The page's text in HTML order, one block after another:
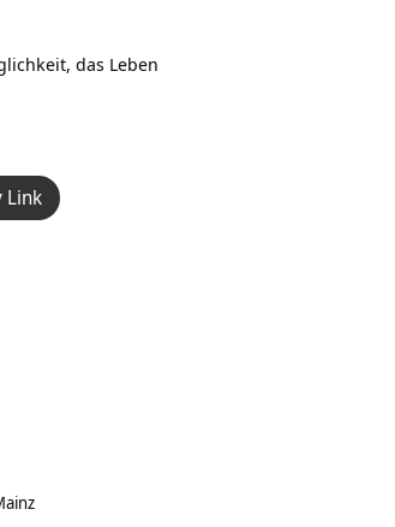
das Leben
Link